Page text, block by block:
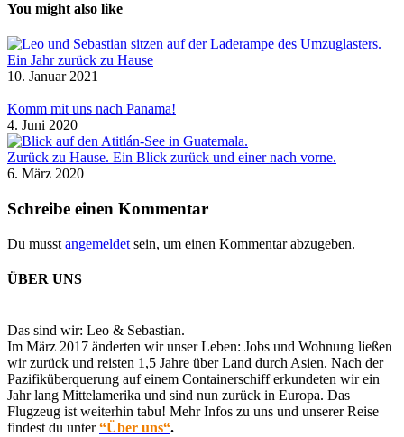
You might also like
Ein Jahr zurück zu Hause
10. Januar 2021
Komm mit uns nach Panama!
4. Juni 2020
Zurück zu Hause. Ein Blick zurück und einer nach vorne.
6. März 2020
Schreibe einen Kommentar
Du musst angemeldet sein, um einen Kommentar abzugeben.
ÜBER UNS
Das sind wir: Leo & Sebastian.
Im März 2017 änderten wir unser Leben: Jobs und Wohnung ließen
wir zurück und reisten 1,5 Jahre über Land durch Asien. Nach der
Pazifiküberquerung auf einem Containerschiff erkundeten wir ein
Jahr lang Mittelamerika und sind nun zurück in Europa. Das
Flugzeug ist weiterhin tabu! Mehr Infos zu uns und unserer Reise
findest du unter“Über uns“.